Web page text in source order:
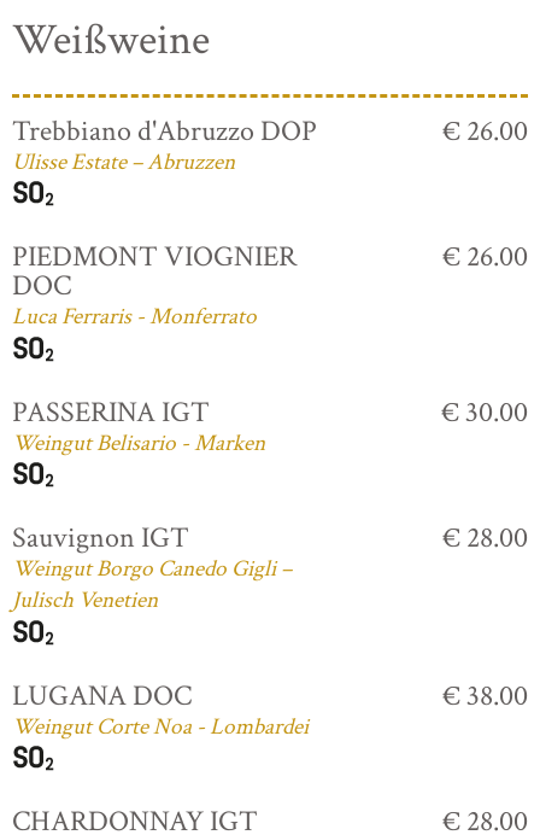
Weißweine
Trebbiano d'Abruzzo DOP
Ulisse Estate – Abruzzen
€ 26.00
PIEDMONT VIOGNIER
DOC
Luca Ferraris - Monferrato
€ 26.00
PASSERINA IGT
Weingut Belisario - Marken
€ 30.00
Sauvignon IGT
Weingut Borgo Canedo Gigli –
Julisch Venetien
€ 28.00
LUGANA DOC
Weingut Corte Noa - Lombardei
€ 38.00
CHARDONNAY IGT € 28.00